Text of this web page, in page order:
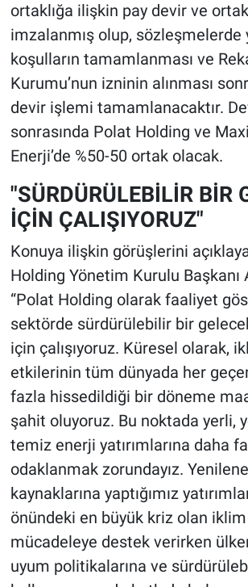
ortaklığa ilişkin pay devir ve
imzalanmış olup, sözleşmelerde
koşulların tamamlanması ve
Kurumu’nun izninin alınması
devir işlemi tamamlanacaktır.
sonrasında Polat Holding ve
Enerji’de %50-50 ortak olacak.
"SÜRDÜRÜLEBİLİR BİR
İÇİN ÇALIŞIYORUZ"
Konuya ilişkin görüşlerini
Holding Yönetim Kurulu Başkanı
“Polat Holding olarak faaliyet
sektörde sürdürülebilir bir
için çalışıyoruz. Küresel olarak,
etkilerinin tüm dünyada her
fazla hissedildiği bir döneme
şahit oluyoruz. Bu noktada yerli,
temiz enerji yatırımlarına daha
odaklanmak zorundayız.
kaynaklarına yaptığımız
önündeki en büyük kriz olan
mücadeleye destek verirken
uyum politikalarına ve